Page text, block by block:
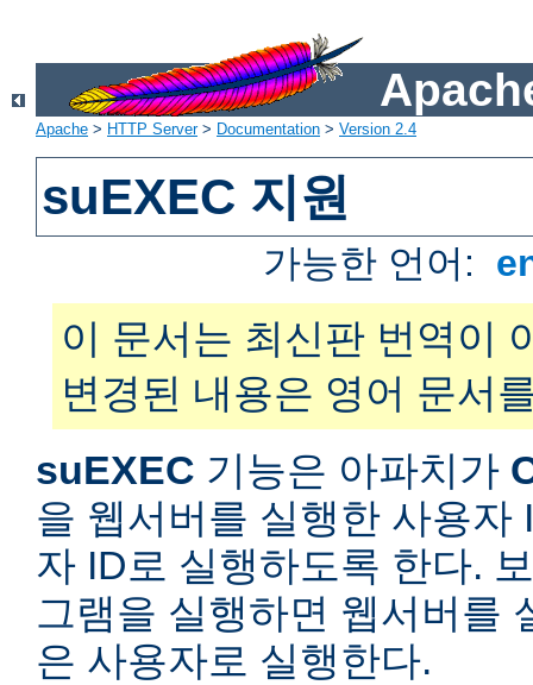
Apache > HTTP Server> Documentation > Version 2.4
suEXEC 지원
가능한 언어:
이 문서는 최신판 번역이
변경된 내용은 영어 문서
suEXEC 기능은 아파치가
을 웹서버를 실행한 사용자
자 ID로 실행하도록 한다.
그램을 실행하면 웹서버를
은 사용자로 실행한다.